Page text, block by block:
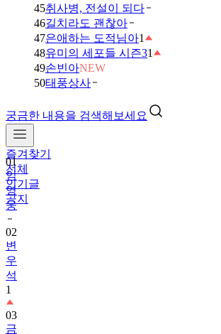
45취사병, 전설이 되다
46길치라도 괜찮아
47은애하는 도적님아1
48유미의 세포들 시즌31
49손빈아NEW
50태풍상사
궁금한 내용을 검색해보세요
즐겨찾기
전체
인기글
공지
01
임
영
웅
02
변
우
석
1
03
금